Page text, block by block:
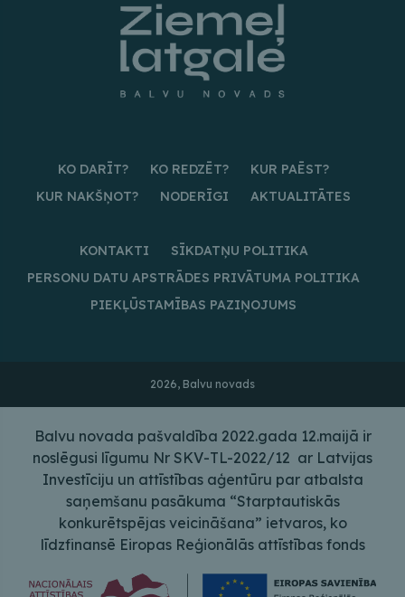
KO DARĪT? KO REDZĒT?
KUR PAĒST?
KUR NAKŠŅOT?
NODERĪGI AKTUALITĀTES
KONTAKTI
SĪKDATŅU POLITIKA
PERSONU DATU APSTRĀDES PRIVĀTUMA POLITIKA
PIEKĻŪSTAMĪBAS PAZIŅOJUMS
2026, Balvu novads
Balvu novada pašvaldība 2022.gada 12.maijā ir
noslēgusi līgumu Nr SKV-TL-2022/12 ar Latvijas
Investīciju un attīstības aģentūru par atbalsta
saņemšanu pasākuma “Starptautiskās
konkurētspējas veicināšana” ietvaros, ko
līdzfinansē Eiropas Reģionālās attīstības fonds